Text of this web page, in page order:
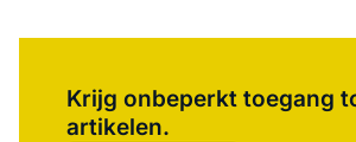
Krijg onbeperkt toegang
artikelen.